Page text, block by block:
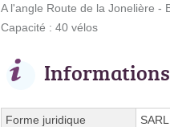
A l'angle Route de la Jonelière -
Capacité : 40 vélos
Informations
Forme juridique
SARL